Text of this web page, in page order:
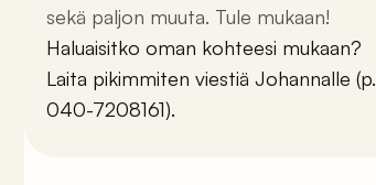
sekä paljon muuta. Tule mukaan!
Haluaisitko oman kohteesi mukaan?
Laita pikimmiten viestiä Johannalle (p.
040-7208161).